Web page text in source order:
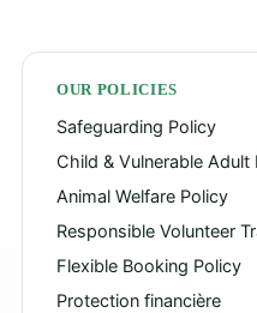
OUR POLICIES
Safeguarding Policy
Child & Vulnerable
Animal Welfare Policy
Responsible Volunteer
Flexible Booking Policy
Protection financière